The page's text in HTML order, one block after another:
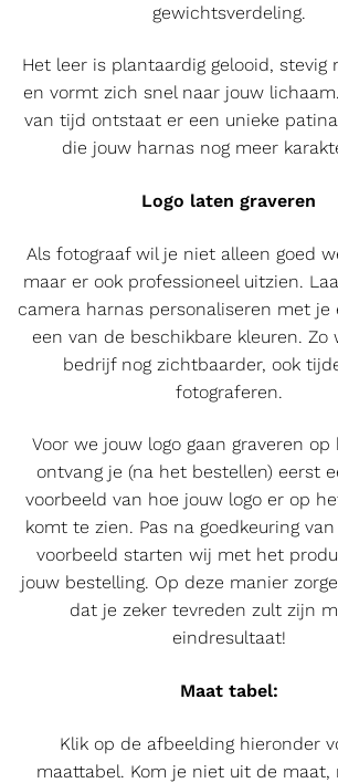
gewichtsverdeling.
Het leer is plantaardig gelooid, stevig
en vormt zich snel naar jouw
van tijd ontstaat er een unieke
die jouw harnas nog meer
Logo laten graveren
Als fotograaf wil je niet alleen goed
maar er ook professioneel uitzien.
camera harnas personaliseren met je
een van de beschikbare kleuren. Zo
bedrijf nog zichtbaarder, ook
fotograferen.
Voor we jouw logo gaan graveren
ontvang je (na het bestellen) eerst
voorbeeld van hoe jouw logo er op
komt te zien. Pas na goedkeuring
voorbeeld starten wij met het
jouw bestelling. Op deze manier
dat je zeker tevreden zult zijn
eindresultaat!
Maat tabel:
Klik op de afbeelding hieronder
maattabel. Kom je niet uit de maat,